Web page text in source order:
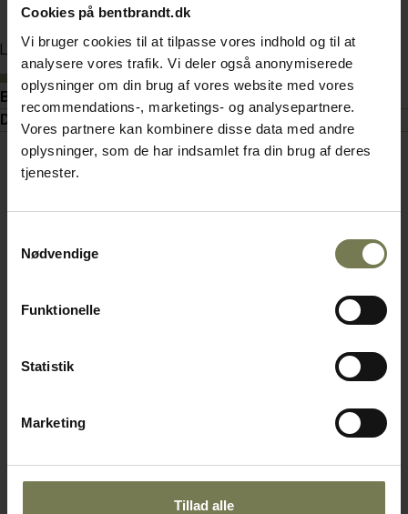
Cookies på bentbrandt.dk
Vi bruger cookies til at tilpasse vores indhold og til at
analysere vores trafik. Vi deler også anonymiserede
oplysninger om din brug af vores website med vores
recommendations-, marketings- og analysepartnere.
Vores partnere kan kombinere disse data med andre
oplysninger, som de har indsamlet fra din brug af deres
tjenester.
Nødvendige
Funktionelle
Statistik
Marketing
Tillad alle
Læg i kurv
På lager
Beskrivelse
Dokumenter